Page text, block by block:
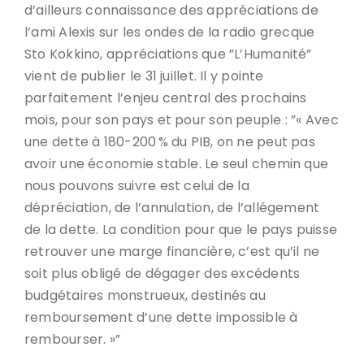
d’ailleurs connaissance des appréciations de
l’ami Alexis sur les ondes de la radio grecque
Sto Kokkino, appréciations que ”L’Humanité”
vient de publier le 31 juillet. Il y pointe
parfaitement l’enjeu central des prochains
mois, pour son pays et pour son peuple : ”« Avec
une dette à 180-200 % du PIB, on ne peut pas
avoir une économie stable. Le seul chemin que
nous pouvons suivre est celui de la
dépréciation, de l’annulation, de l’allégement
de la dette. La condition pour que le pays puisse
retrouver une marge financière, c’est qu’il ne
soit plus obligé de dégager des excédents
budgétaires monstrueux, destinés au
remboursement d’une dette impossible à
rembourser. »”